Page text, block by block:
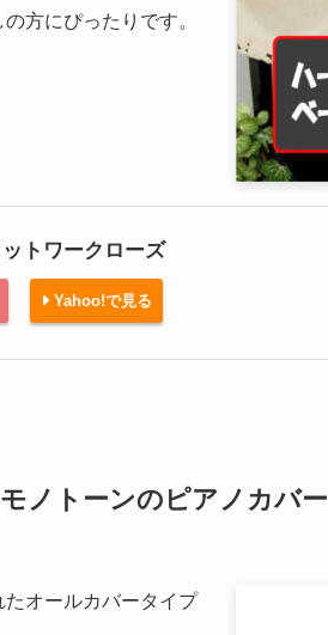
方にぴったりです。
トワークローズ
Yahoo!で見る
ノトーンのピアノカバー
たオールカバータイプ